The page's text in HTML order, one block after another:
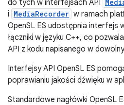
do tych w interfejsach API
i MediaRecorder w ramach
OpenSL ES udostępnia interfejs
łączniki w języku C++, co
API z kodu napisanego w
Interfejsy API OpenSL ES
poprawianiu jakości dźwięku w
Standardowe nagłówki OpenSL